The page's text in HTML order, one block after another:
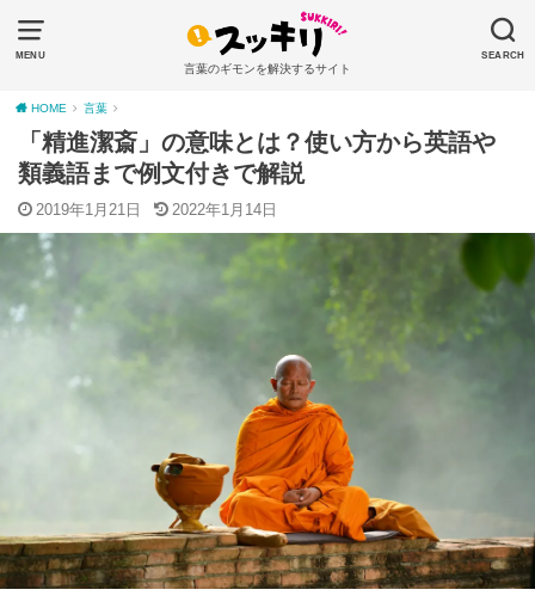
MENU SEARCH
言葉のギモンを解決するサイト
HOME 言葉
「精進潔斎」の意味とは？使い方から英語や
類義語まで例文付きで解説
2019年1月21日 2022年1月14日